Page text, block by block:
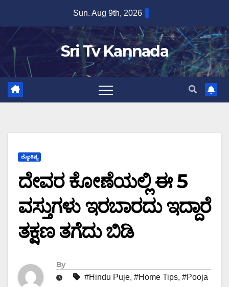
content
Sun. Aug 9th, 2026
Sri Tv Kannada
ಜ್ಯೋತಿಷ್ಯ
ದೇವರ ಕೋಣೆಯಲ್ಲಿ ಈ 5
ವಸ್ತುಗಳು ಇರಬಾರದು ಇದ್ದಾರೆ
ತಕ್ಷಣ ತಗೆದು ಬಿಡಿ
By
#Hindu Puje, #Home Tips, #Pooja